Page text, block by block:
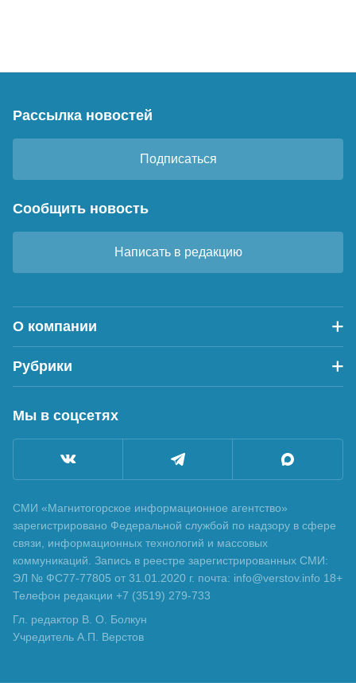
Рассылка новостей
Подписаться
Сообщить новость
Написать в редакцию
О компании
Рубрики
Мы в соцсетях
СМИ «Магнитогорское информационное агентство»
зарегистрировано Федеральной службой по надзору в сфере
связи, информационных технологий и массовых
коммуникаций. Запись в реестре зарегистрированных СМИ:
ЭЛ № ФС77-77805 от 31.01.2020 г. почта: info@verstov.info 18+
Телефон редакции +7 (3519) 279-733
Гл. редактор В. О. Болкун
Учредитель А.П. Верстов